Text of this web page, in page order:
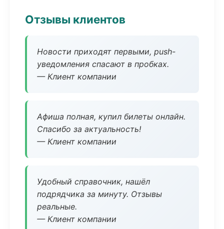
Отзывы клиентов
Новости приходят первыми, push-
уведомления спасают в пробках.
— Клиент компании
Афиша полная, купил билеты онлайн.
Спасибо за актуальность!
— Клиент компании
Удобный справочник, нашёл
подрядчика за минуту. Отзывы
реальные.
— Клиент компании